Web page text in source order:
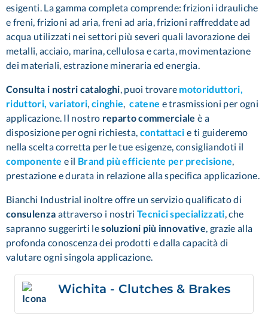
esigenti. La gamma completa comprende: frizioni idrauliche
e freni, frizioni ad aria, freni ad aria, frizioni raffreddate ad
acqua utilizzati nei settori più severi quali lavorazione dei
metalli, acciaio, marina, cellulosa e carta, movimentazione
dei materiali, estrazione mineraria ed energia.
Consulta i nostri cataloghi, puoi trovare motoriduttori,
riduttori, variatori,cinghie,catene e trasmissioni per ogni
applicazione. Il nostro reparto commercialeè a
disposizione per ogni richiesta, contattaci e ti guideremo
nella scelta corretta per le tue esigenze, consigliandoti il
componente e il Brand più efficiente per precisione,
prestazione e durata in relazione alla specifica applicazione.
Bianchi Industrial inoltre offre un servizio qualificato di
consulenza attraverso i nostri Tecnici specializzati,che
sapranno suggerirti lesoluzioni più innovative, grazie alla
profonda conoscenza dei prodotti e dalla capacità di
valutare ogni singola applicazione.
Wichita - Clutches & Brakes